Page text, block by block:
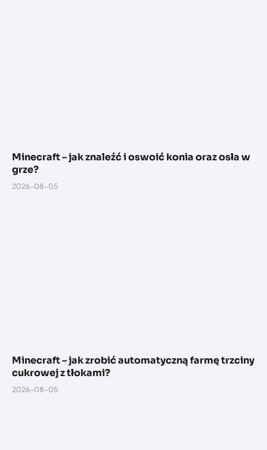
Minecraft – jak znaleźć i oswoić konia oraz osła w
grze?
2026-08-05
Minecraft – jak zrobić automatyczną farmę trzciny
cukrowej z tłokami?
2026-08-05